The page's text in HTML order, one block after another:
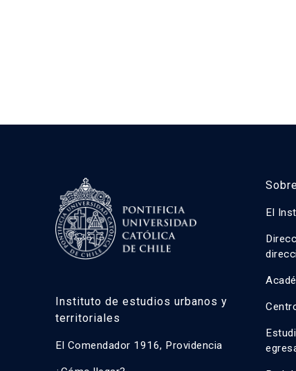
Instituto de estudios urbanos y
territoriales
El Comendador 1916, Providencia
El